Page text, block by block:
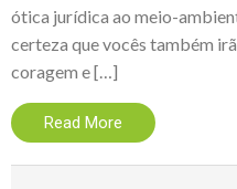
ótica jurídica ao meio-
certeza que vocês também
coragem e […]
Read More